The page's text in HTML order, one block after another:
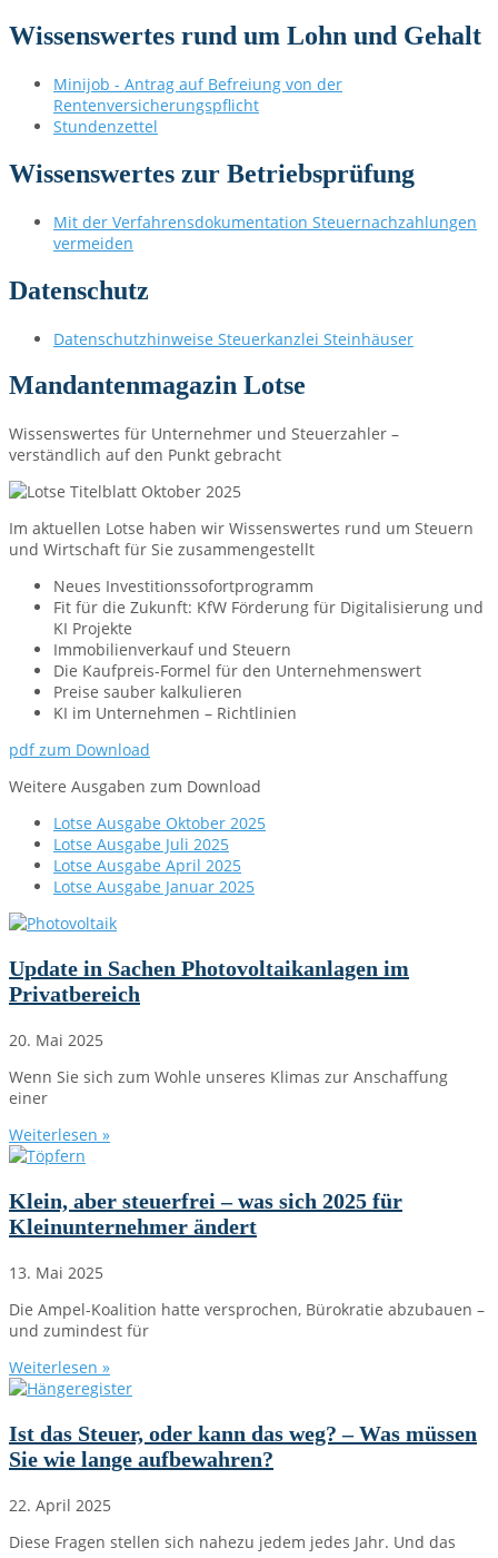
Wissenswertes rund um Lohn und Gehalt
Minijob - Antrag auf Befreiung von der
Rentenversicherungspflicht
Stundenzettel
Wissenswertes zur Betriebsprüfung
Mit der Verfahrensdokumentation Steuernachzahlungen
vermeiden
Datenschutz
Datenschutzhinweise Steuerkanzlei Steinhäuser
Mandantenmagazin Lotse
Wissenswertes für Unternehmer und Steuerzahler –
verständlich auf den Punkt gebracht
Im aktuellen Lotse haben wir Wissenswertes rund um Steuern
und Wirtschaft für Sie zusammengestellt
Neues Investitionssofortprogramm
Fit für die Zukunft: KfW Förderung für Digitalisierung und
KI Projekte
Immobilienverkauf und Steuern
Die Kaufpreis-Formel für den Unternehmenswert
Preise sauber kalkulieren
KI im Unternehmen – Richtlinien
pdf zum Download
Weitere Ausgaben zum Download
Lotse Ausgabe Oktober 2025
Lotse Ausgabe Juli 2025
Lotse Ausgabe April 2025
Lotse Ausgabe Januar 2025
Update in Sachen Photovoltaikanlagen im
Privatbereich
20. Mai 2025
Wenn Sie sich zum Wohle unseres Klimas zur Anschaffung
einer
Weiterlesen »
Klein, aber steuerfrei – was sich 2025 für
Kleinunternehmer ändert
13. Mai 2025
Die Ampel-Koalition hatte versprochen, Bürokratie abzubauen –
und zumindest für
Weiterlesen »
Ist das Steuer, oder kann das weg? – Was müssen
Sie wie lange aufbewahren?
22. April 2025
Diese Fragen stellen sich nahezu jedem jedes Jahr. Und das